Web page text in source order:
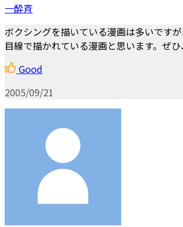
一酔斉
ボクシングを描いている漫画は多いです
目線で描かれている漫画と思います。ぜひ
Good
2005/09/21